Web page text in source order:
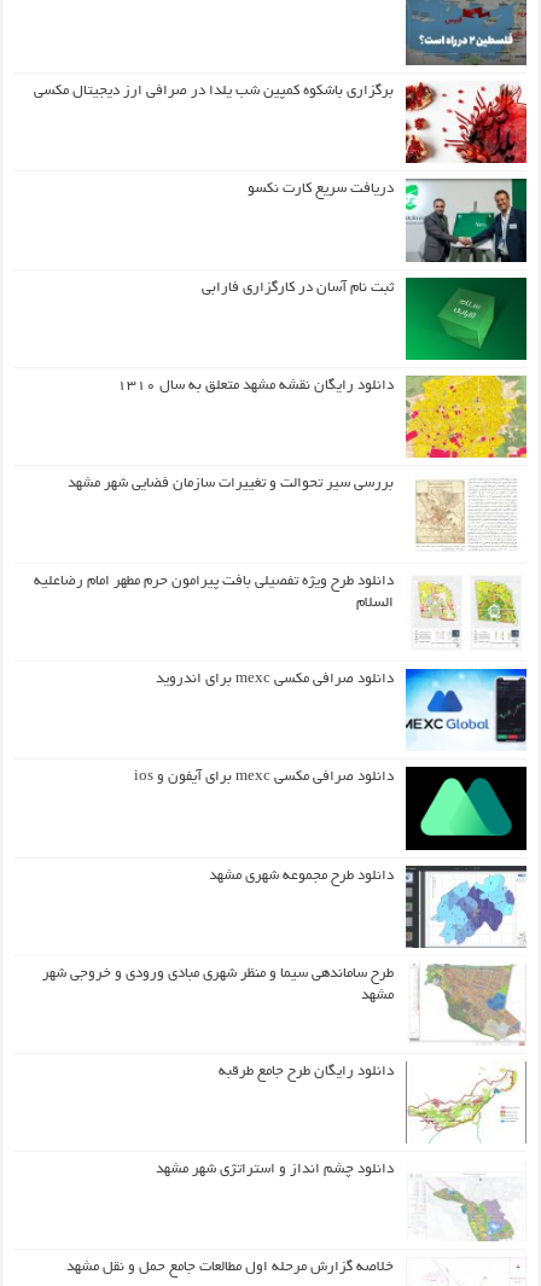
برگزاری باشکوه کمپین شب یلدا در صرافی ارز دیجیتال مکسی
دریافت سریع کارت نکسو
ثبت نام آسان در کارگزاری فارابی
دانلود رایگان نقشه مشهد متعلق به سال ۱۳۱۰
بررسی سیر تحوالت و تغییرات سازمان فضایی شهر مشهد
دانلود طرح ويژه تفصيلي بافت پيرامون حرم مطهر امام رضاعليه
السلام
دانلود صرافی مکسی mexc برای اندروید
دانلود صرافی مکسی mexc برای آیفون و ios
دانلود طرح مجموعه شهری مشهد
طرح ساماندهی سیما و منظر شهری مبادی ورودی و خروجی شهر
مشهد
دانلود رایگان طرح جامع طرقبه
دانلود چشم انداز و استراتژی شهر مشهد
خلاصه گزارش مرحله اول مطالعات جامع حمل و نقل مشهد